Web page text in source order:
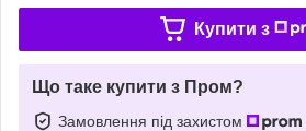
Купити з
Що таке купити з Пром?
Замовлення під захистом